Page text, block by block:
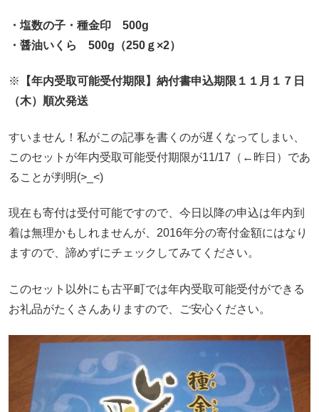
・塩数の子・種金印 500g
・醤油いくら 500g（250ｇ×2）
※ 【年内受取可能受付期限】 納付書申込期限１１月１７日
（木）順次発送
すいません！私がこの記事を書くのが遅くなってしまい、
このセットが年内受取可能受付期限が11/17（←昨日）であ
ることが判明(>_<)
現在も寄付は受付可能ですので、今日以降の申込は年内到
着は無理かもしれませんが、2016年分の寄付金額にはなり
ますので、諦めずにチェックしてみてください。
このセット以外にも古平町では年内受取可能受付ができる
お礼品がたくさんありますので、ご安心ください。